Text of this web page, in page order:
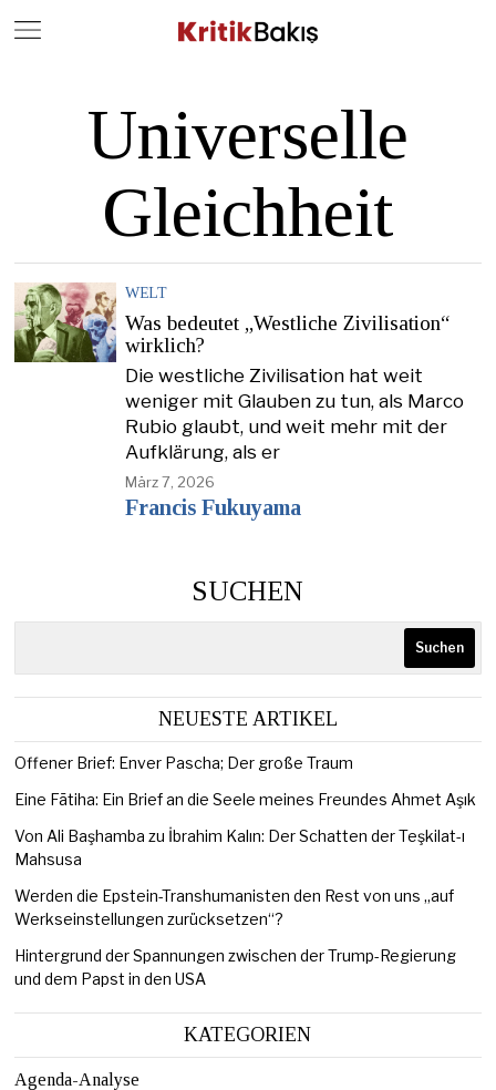
Universelle
Gleichheit
WELT
Was bedeutet „Westliche Zivilisation“
wirklich?
Die westliche Zivilisation hat weit
weniger mit Glauben zu tun, als Marco
Rubio glaubt, und weit mehr mit der
Aufklärung, als er
März 7, 2026
Francis Fukuyama
SUCHEN
Suchen
NEUESTE ARTIKEL
Offener Brief: Enver Pascha; Der große Traum
Eine Fātiha: Ein Brief an die Seele meines Freundes Ahmet Aşık
Von Ali Başhamba zu İbrahim Kalın: Der Schatten der Teşkilat-ı
Mahsusa
Werden die Epstein-Transhumanisten den Rest von uns „auf
Werkseinstellungen zurücksetzen“?
Hintergrund der Spannungen zwischen der Trump-Regierung
und dem Papst in den USA
KATEGORIEN
Agenda-Analyse